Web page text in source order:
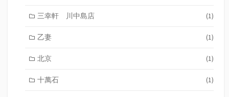
三幸軒 川中島店 (1)
乙妻 (1)
北京 (1)
十萬石 (1)